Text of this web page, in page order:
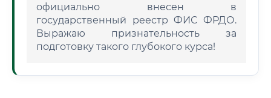
официально внесен в
государственный реестр ФИС ФРДО.
Выражаю признательность за
подготовку такого глубокого курса!